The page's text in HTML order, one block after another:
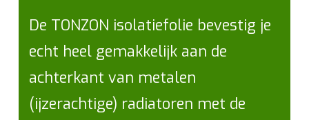
De TONZON isolatiefolie bevestig je
echt heel gemakkelijk aan de
achterkant van metalen
(ijzerachtige) radiatoren met de